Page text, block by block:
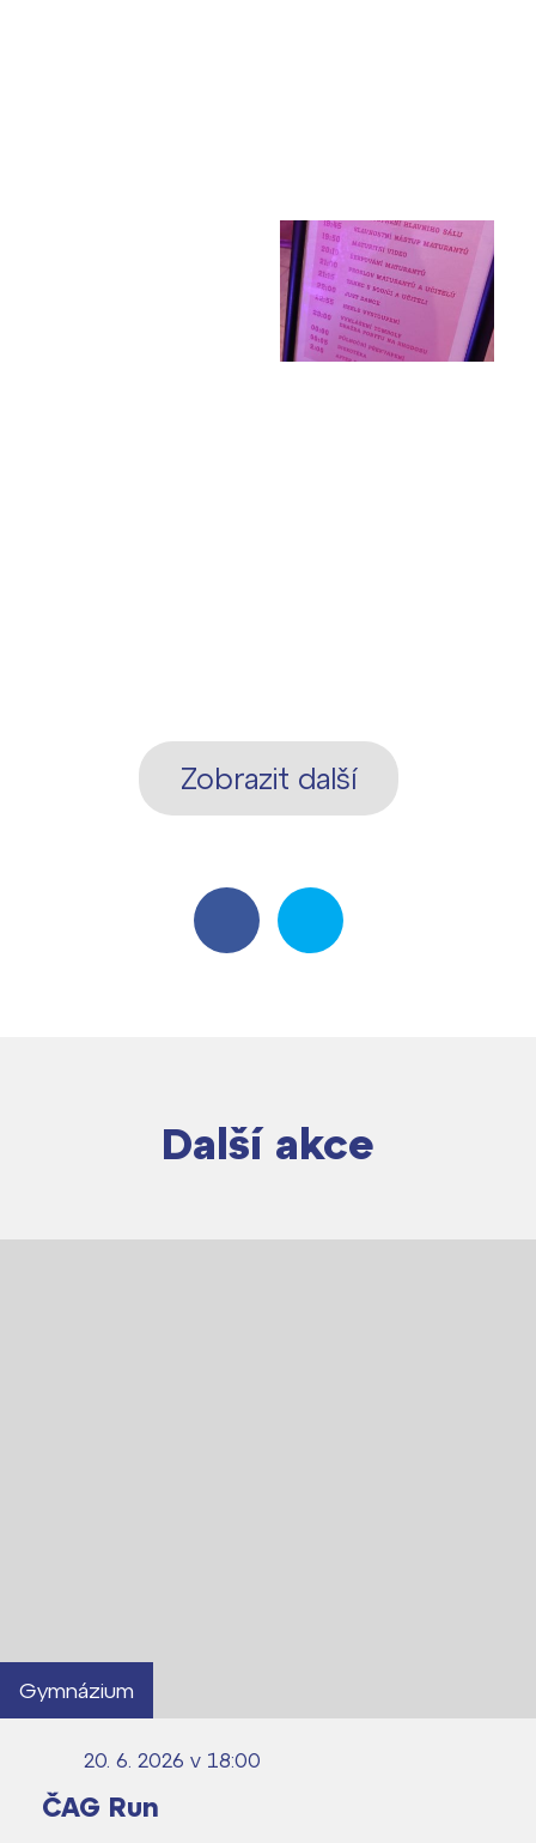
Zobrazit další
Další akce
Gymnázium
20. 6. 2026 v 18:00
ČAG Run